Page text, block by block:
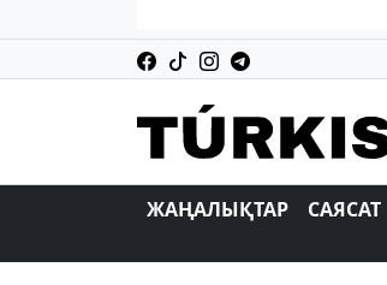
ЖАҢАЛЫҚТАР САЯСАТ